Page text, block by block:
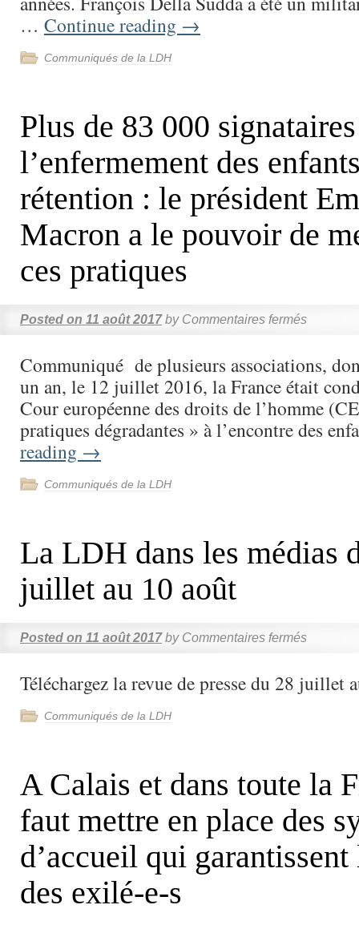
… Continue reading →
Communiqués de la LDH
Plus de 83 000
l’enfermement des
rétention : le président
Macron a le pouvoir de
ces pratiques
Posted on 11 août 2017 by Commentaires fermés
Communiqué de plusieurs associations,
un an, le 12 juillet 2016, la France était
Cour européenne des droits de l’homme
pratiques dégradantes » à l’encontre des
reading →
Communiqués de la LDH
La LDH dans les médias
juillet au 10 août
Posted on 11 août 2017 by Commentaires fermés
Téléchargez la revue de presse du 28 juillet
Communiqués de la LDH
A Calais et dans toute la
faut mettre en place des
d’accueil qui
des exilé-e-s